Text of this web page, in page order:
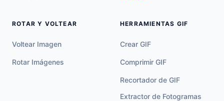
ROTAR Y VOLTEAR
Voltear Imagen
Rotar Imágenes
HERRAMIENTAS GIF
Crear GIF
Comprimir GIF
Recortador de GIF
Extractor de Fotogramas